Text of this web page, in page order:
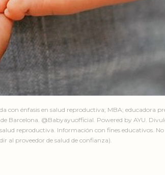
con énfasis en salud reproductiva; MBA; educadora
Barcelona. @Babyayuofficial. Powered by AYU.
reproductiva. Información con fines educativos.
al proveedor de salud de confianza).